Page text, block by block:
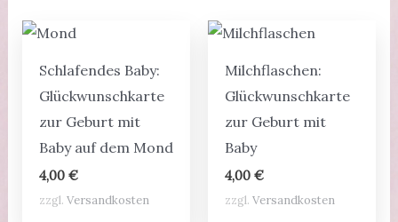
Schlafendes Baby:
Glückwunschkarte
zur Geburt mit
Baby auf dem Mond
4,00 €
zzgl. Versandkosten
Milchflaschen:
Glückwunschkarte
zur Geburt mit
Baby
4,00€
zzgl.Versandkosten